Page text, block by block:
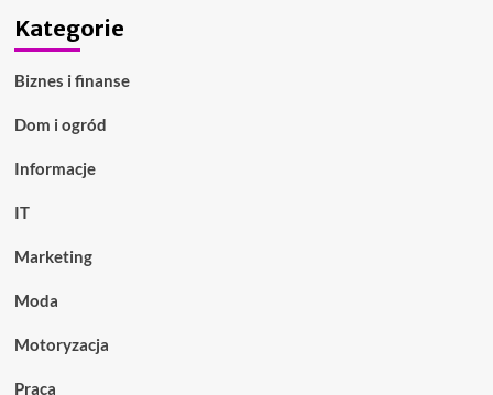
Kategorie
Biznes i finanse
Dom i ogród
Informacje
IT
Marketing
Moda
Motoryzacja
Praca